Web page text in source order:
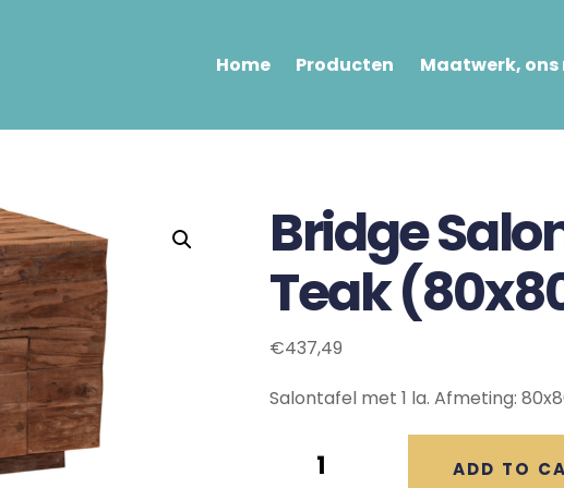
Home Producten Maatwerk, ons
Bridge
Teak
€437,49
Salontafel met 1 la. Afmeting:
Salontafel
ADD TO